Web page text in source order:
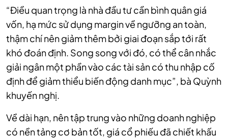
“Điều quan trọng là nhà đầu tư cần bình quân giá
vốn, hạ mức sử dụng margin về ngưỡng an toàn,
thậm chí nên giảm thêm bởi giai đoạn sắp tới rất
khó đoán định. Song song với đó, có thể cân nhắc
giải ngân một phần vào các tài sản có thu nhập cố
định để giảm thiểu biến động danh mục”, bà Quỳnh
khuyến nghị.
Về dài hạn, nên tập trung vào những doanh nghiệp
có nền tảng cơ bản tốt, giá cổ phiếu đã chiết khấu